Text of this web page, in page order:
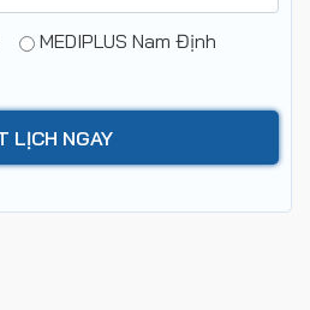
MEDIPLUS Nam Định